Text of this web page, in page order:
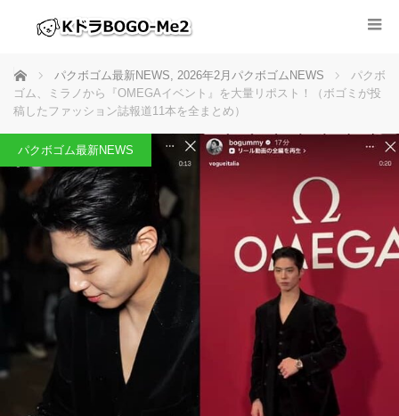
ホーム パクボゴム最新NEWS, 2026年2月パクボゴムNEWS
パクボ
ゴム、ミラノから『OMEGAイベント』を大量リポスト！（ボゴミが投
稿したファッション誌報道11本を全まとめ）
パクボゴム最新NEWS